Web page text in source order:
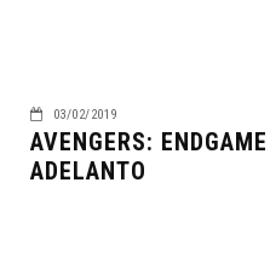
03/02/2019
AVENGERS:
ADELANTO